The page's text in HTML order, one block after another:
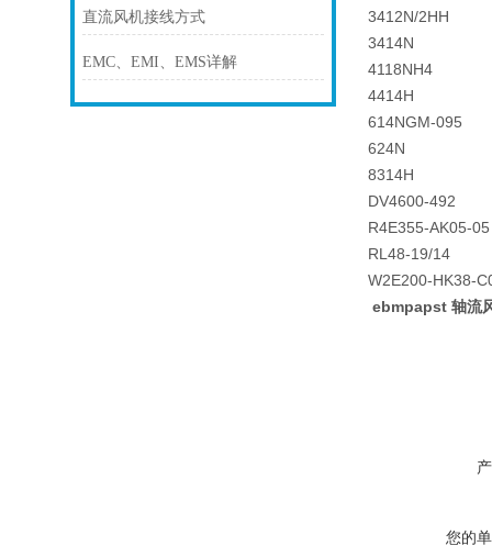
直流风机接线方式
EMC、EMI、EMS详解
3412N/2HH
3414N
4118NH4
4414H
614NGM-095
624N
8314H
DV4600-492
R4E355-AK05-05
RL48-19/14
W2E200-HK38-
ebmpapst 轴流
您的